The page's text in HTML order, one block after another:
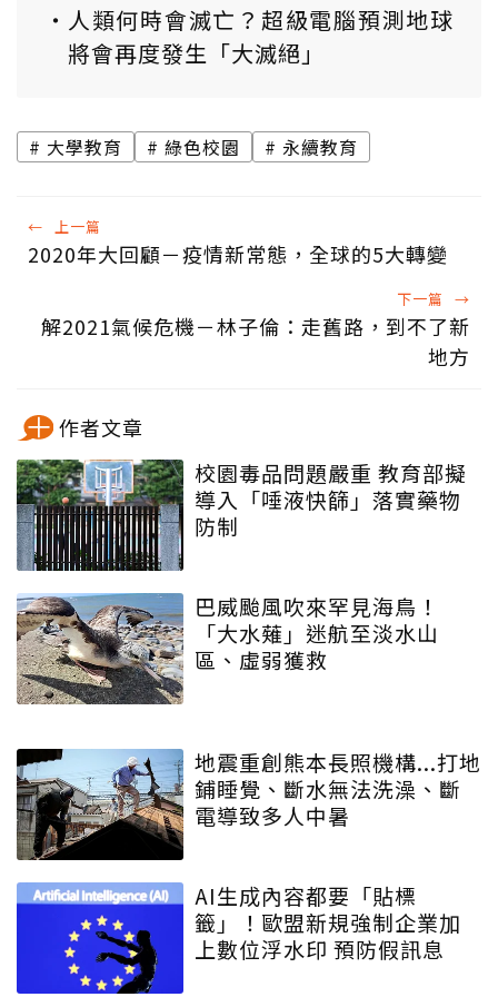
人類何時會滅亡？超級電腦預測地球
將會再度發生「大滅絕」
大學教育 綠色校園 永續教育
← 上一篇
2020年大回顧－疫情新常態，全球的5大轉變
下一篇 →
解2021氣候危機－林子倫：走舊路，到不了新
地方
作者文章
校園毒品問題嚴重 教育部擬
導入「唾液快篩」落實藥物
防制
巴威颱風吹來罕見海鳥！
「大水薙」迷航至淡水山
區、虛弱獲救
地震重創熊本長照機構...打地
鋪睡覺、斷水無法洗澡、斷
電導致多人中暑
AI生成內容都要「貼標
籤」！歐盟新規強制企業加
上數位浮水印 預防假訊息